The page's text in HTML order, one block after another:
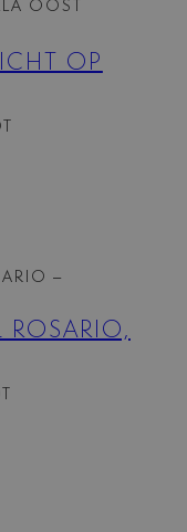
OOST
OP
–
ROSARIO,